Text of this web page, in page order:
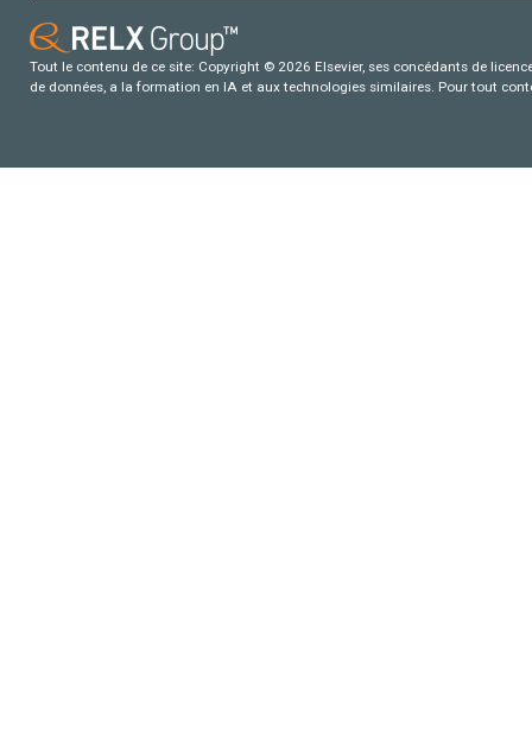
Tout le contenu de ce site: Copyright © 2026 Elsevier, ses concédants de
de données, a la formation en IA et aux technologies similaires. Pour tout